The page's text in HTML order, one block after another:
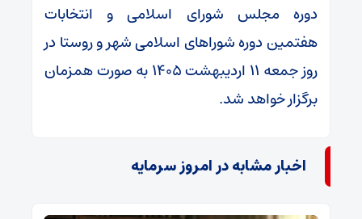
دوره مجلس شورای اسلامی و انتخابات
هفتمین دوره شوراهای اسلامی شهر و روستا در
روز جمعه ۱۱ اردیبهشت‌ ۱۴۰۵ به صورت همزمان
برگزار خواهد شد.
اخبار مشابه در امروز سرمایه